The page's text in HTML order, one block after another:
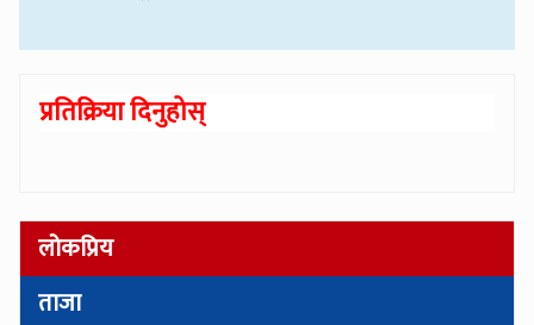
प्रतिक्रिया दिनुहोस्
लोकप्रिय
ताजा